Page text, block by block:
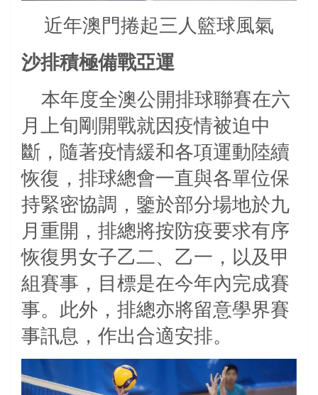
近年澳門捲起三人籃球風氣
沙排積極備戰亞運
本年度全澳公開排球聯賽在六
月上旬剛開戰就因疫情被迫中
斷，隨著疫情緩和各項運動陸續
恢復，排球總會一直與各單位保
持緊密協調，鑒於部分場地於九
月重開，排總將按防疫要求有序
恢復男女子乙二、乙一，以及甲
組賽事，目標是在今年內完成賽
事。此外，排總亦將留意學界賽
事訊息，作出合適安排。